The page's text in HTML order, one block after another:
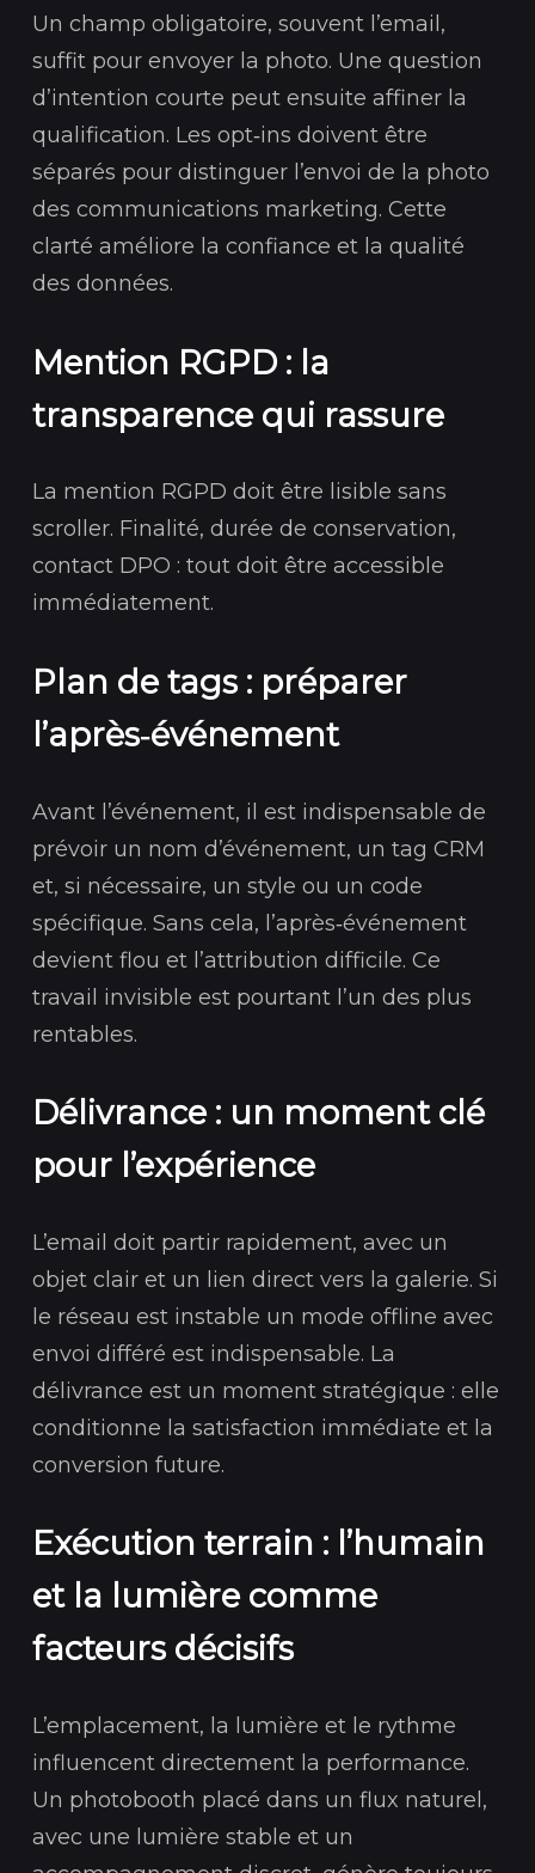
Un champ obligatoire, souvent l’email,
suffit pour envoyer la photo. Une question
d’intention courte peut ensuite affiner la
qualification. Les opt‑ins doivent être
séparés pour distinguer l’envoi de la photo
des communications marketing. Cette
clarté améliore la confiance et la qualité
des données.
Mention RGPD : la
transparence qui rassure
La mention RGPD doit être lisible sans
scroller. Finalité, durée de conservation,
contact DPO : tout doit être accessible
immédiatement.
Plan de tags : préparer
l’après‑événement
Avant l’événement, il est indispensable de
prévoir un nom d’événement, un tag CRM
et, si nécessaire, un style ou un code
spécifique. Sans cela, l’après‑événement
devient flou et l’attribution difficile. Ce
travail invisible est pourtant l’un des plus
rentables.
Délivrance : un moment clé
pour l’expérience
L’email doit partir rapidement, avec un
objet clair et un lien direct vers la galerie. Si
le réseau est instable un mode offline avec
envoi différé est indispensable. La
délivrance est un moment stratégique : elle
conditionne la satisfaction immédiate et la
conversion future.
Exécution terrain : l’humain
et la lumière comme
facteurs décisifs
L’emplacement, la lumière et le rythme
influencent directement la performance.
Un photobooth placé dans un flux naturel,
avec une lumière stable et un